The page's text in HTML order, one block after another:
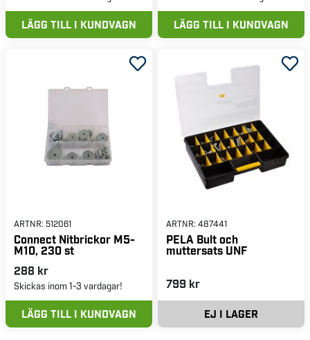
LÄGG TILL I KUNDVAGN LÄGG TILL I KUNDVAGN
ARTNR: 512061
Connect Nitbrickor M5-
M10, 230 st
288 kr
Skickas inom 1-3 vardagar!
LÄGG TILL I KUNDVAGN
ARTNR: 487441
PELA Bult och
muttersats UNF
799 kr
EJ I LAGER